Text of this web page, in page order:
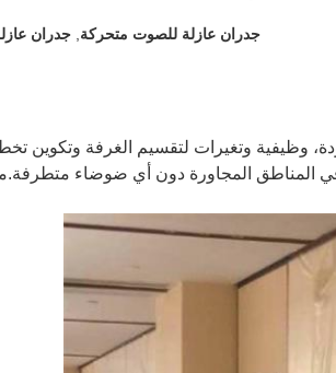
جدران عازلة للصوت متحركة جدران
وظيفية وتغيرات لتقسيم الغرفة وتكوين
المناطق المجاورة دون أي ضوضاء